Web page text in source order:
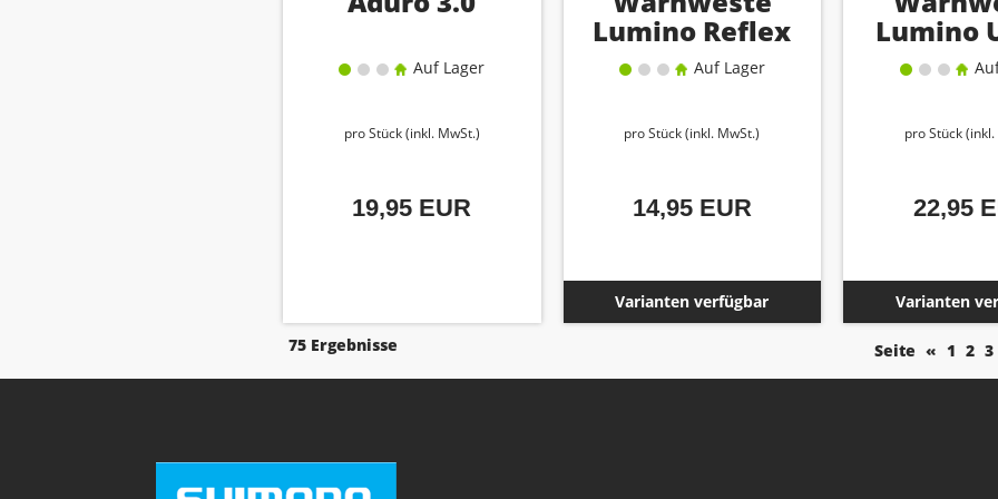
Auf Lager
pro Stück (inkl. MwSt.)
19,95 EUR
Lumino Reflex
Vest yellow
XXXL
Auf Lager
pro Stück (inkl. MwSt.)
14,95 EUR
Varianten verfügbar
Lumino
Vest
pro Stück (inkl.
22,95
Varianten
Seite « 1 2 3
75 Ergebnisse